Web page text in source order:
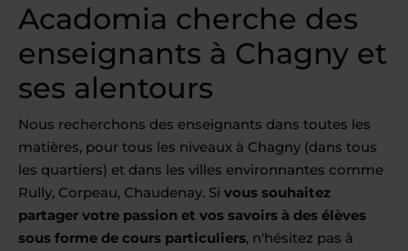
Acadomia cherche des
enseignants à Chagny et
ses alentours
Nous recherchons des enseignants dans toutes les
matières, pour tous les niveaux à Chagny (dans tous
les quartiers) et dans les villes environnantes comme
Rully, Corpeau, Chaudenay. Si vous souhaitez
partager votre passion et vos savoirs à des élèves
sous forme de cours particuliers, n'hésitez pas à